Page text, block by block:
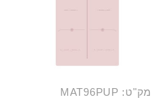
מק"ט: MAT96PUP